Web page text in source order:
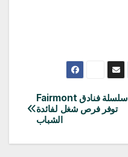
سلسلة فنادق Fairmont
توفر فرص شغل لفائدة
الشباب